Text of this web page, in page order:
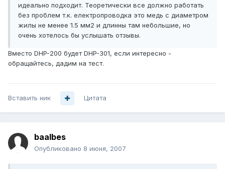
идеально подходит. Теоретически все должно работать
без проблем т.к. електропроводка это медь с диаметром
жилы не менее 1.5 мм2 и длинны там небольшие, но
очень хотелось бы услышать отзывы.
Вместо DHP-200 будет DHP-301, если интересно -
обращайтесь, дадим на тест.
Вставить ник Цитата
baalbes
Опубликовано 8 июня, 2007